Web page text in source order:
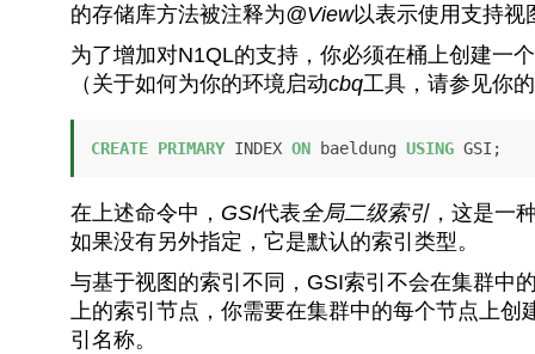
的存储库方法被注释为@View以表示使用支持视
为了增加对N1QL的支持，你必须在桶上创建一
（关于如何为你的环境启动cbq工具，请参见你
CREATE PRIMARY INDEX ON baeldung USING GSI;
在上述命令中， GSI代表全局二级索引，这是一
如果没有另外指定，它是默认的索引类型。
与基于视图的索引不同，GSI索引不会在集群中
上的索引节点，你需要在集群中的每个节点上
引名称。